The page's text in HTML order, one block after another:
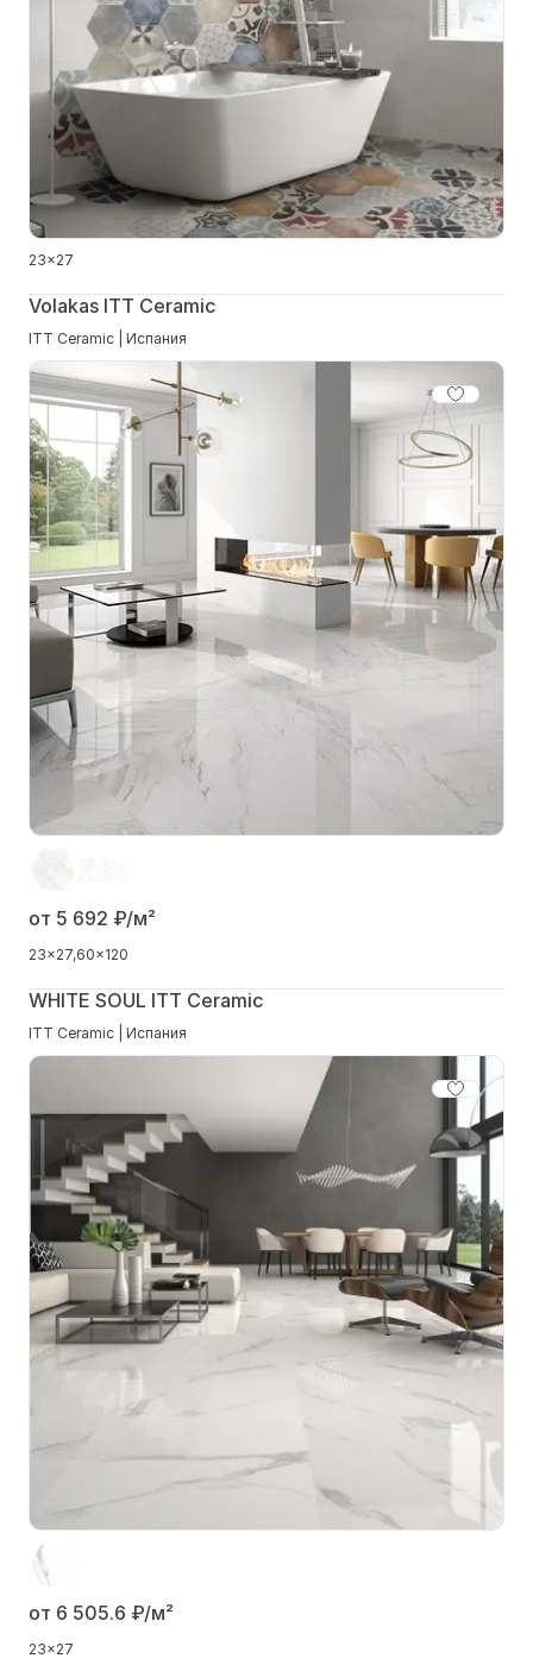
23x27
Volakas ITT Ceramic
ITT Ceramic | Испания
от 5 692 ₽/м²
23x27 60x120
WHITE SOUL ITT Ceramic
ITT Ceramic | Испания
от 6 505.6 ₽/м²
23x27